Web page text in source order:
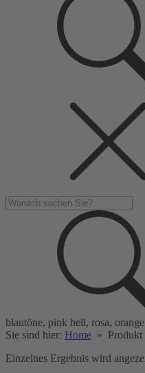
blautöne, pink hell, rosa, orange
Sie sind hier: Home » Produkt
Einzelnes Ergebnis wird